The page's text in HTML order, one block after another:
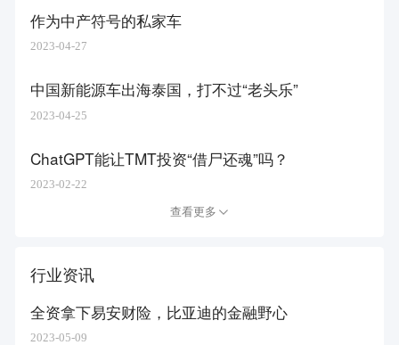
作为中产符号的私家车
2023-04-27
中国新能源车出海泰国，打不过“老头乐”
2023-04-25
ChatGPT能让TMT投资“借尸还魂”吗？
2023-02-22
查看更多
行业资讯
全资拿下易安财险，比亚迪的金融野心
2023-05-09